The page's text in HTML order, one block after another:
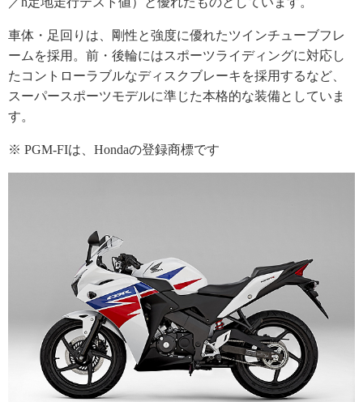
車体・足回りは、剛性と強度に優れたツインチューブフレ
ームを採用。前・後輪にはスポーツライディングに対応し
たコントローラブルなディスクブレーキを採用するなど、
スーパースポーツモデルに準じた本格的な装備としていま
す。
※ PGM-FIは、Hondaの登録商標です